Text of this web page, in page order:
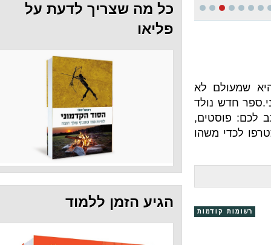
לא
נולד
משהו
כל מה שצריך לדעת על
הגיע הזמן ללמוד